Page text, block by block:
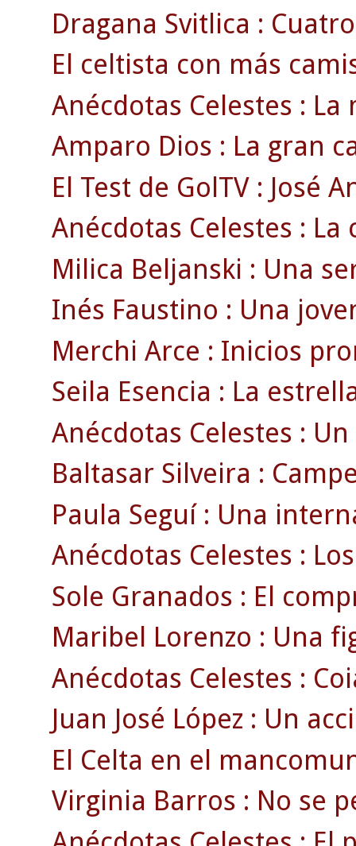
Dragana Svitlica :
El celtista con más
Anécdotas Celestes :
Amparo Dios : La gran
El Test de GolTV : José
Anécdotas Celestes : La
Milica Beljanski : Una
Inés Faustino : Una
Merchi Arce : Inicios
Seila Esencia : La
Anécdotas Celestes :
Baltasar Silveira :
Paula Seguí : Una
Anécdotas Celestes :
Sole Granados : El
Maribel Lorenzo : Una
Anécdotas Celestes :
Juan José López : Un
El Celta en el
Virginia Barros : No se